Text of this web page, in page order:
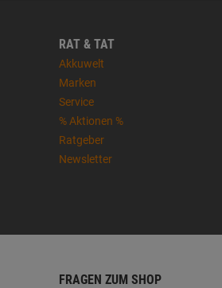
RAT & TAT
Akkuwelt
Marken
Service
% Aktionen %
Ratgeber
Newsletter
FRAGEN ZUM SHOP